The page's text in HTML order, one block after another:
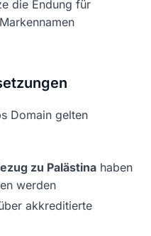
die Endung für
Domain gelten
zu Palästina haben
werden
akkreditierte